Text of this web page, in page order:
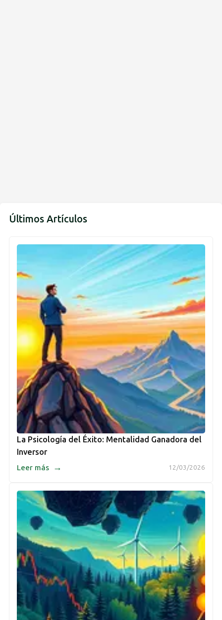
Últimos Artículos
La Psicología del Éxito: Mentalidad Ganadora del
Inversor
12/03/2026
Leer más →